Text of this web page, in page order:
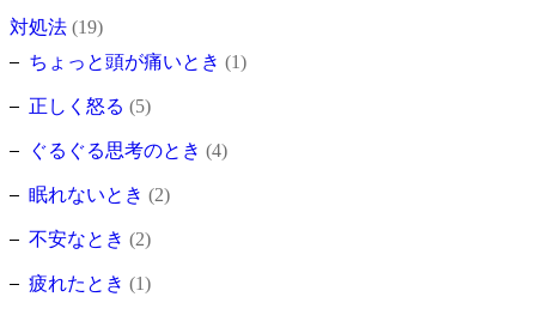
対処法 (19)
ちょっと頭が痛いとき (1)
正しく怒る (5)
ぐるぐる思考のとき (4)
眠れないとき (2)
不安なとき (2)
疲れたとき (1)